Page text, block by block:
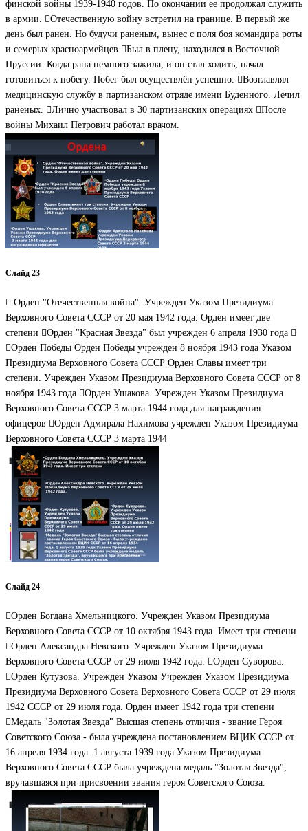
финской войны 1939-1940 годов. По окончании ее продолжал служить
в армии. Отечественную войну встретил на границе. В первый же
день был ранен. Но будучи раненым, вынес с поля боя командира роты
и семерых красноармейцев Был в плену, находился в Восточной
Пруссии .Когда рана немного зажила, и он стал ходить, начал
готовиться к побегу. Побег был осуществлён успешно. Возглавлял
медицинскую службу в партизанском отряде имени Буденного. Лечил
раненых. Лично участвовал в 30 партизанских операциях После
войны Михаил Петрович работал врачом.
Слайд 23
 Орден "Отечественная война". Учрежден Указом Президиума
Верховного Совета СССР от 20 мая 1942 года. Орден имеет две
степени Орден "Красная Звезда" был учрежден 6 апреля 1930 года 
Орден Победы Орден Победы учрежден 8 ноября 1943 года Указом
Президиума Верховного Совета СССР Орден Славы имеет три
степени. Учрежден Указом Президиума Верховного Совета СССР от 8
ноября 1943 года Орден Ушакова. Учрежден Указом Президиума
Верховного Совета СССР 3 марта 1944 года для награждения
офицеров Орден Адмирала Нахимова учрежден Указом Президиума
Верховного Совета СССР 3 марта 1944
Слайд 24
Орден Богдана Хмельницкого. Учрежден Указом Президиума
Верховного Совета СССР от 10 октября 1943 года. Имеет три степени
Орден Александра Невского. Учрежден Указом Президиума
Верховного Совета СССР от 29 июля 1942 года. Орден Суворова.
Орден Кутузова. Учрежден Указом Учрежден Указом Президиума
Президиума Верховного Совета Верховного Совета СССР от 29 июля
1942 СССР от 29 июля года. Орден имеет 1942 года три степени
Медаль "Золотая Звезда" Высшая степень отличия - звание Героя
Советского Союза - была учреждена постановлением ВЦИК СССР от
16 апреля 1934 года. 1 августа 1939 года Указом Президиума
Верховного Совета СССР была учреждена медаль "Золотая Звезда",
вручавшаяся при присвоении звания героя Советского Союза.